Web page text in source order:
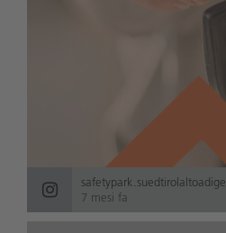
safetypark.suedtirolaltoadige
7 mesi fa